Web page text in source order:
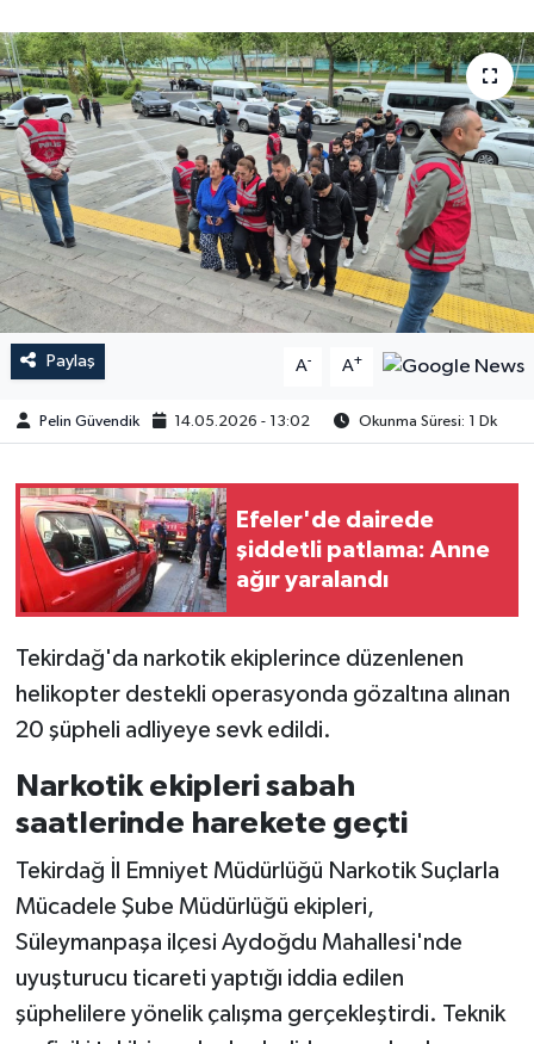
Paylaş A- A+
Pelin Güvendik 14.05.2026 - 13:02 Okunma Süresi: 1 Dk
Efeler'de dairede
şiddetli patlama: Anne
ağır yaralandı
Tekirdağ'da narkotik ekiplerince düzenlenen
helikopter destekli operasyonda gözaltına alınan
20 şüpheli adliyeye sevk edildi.
Narkotik ekipleri sabah
saatlerinde harekete geçti
Tekirdağ İl Emniyet Müdürlüğü Narkotik Suçlarla
Mücadele Şube Müdürlüğü ekipleri,
Süleymanpaşa ilçesi Aydoğdu Mahallesi'nde
uyuşturucu ticareti yaptığı iddia edilen
şüphelilere yönelik çalışma gerçekleştirdi. Teknik